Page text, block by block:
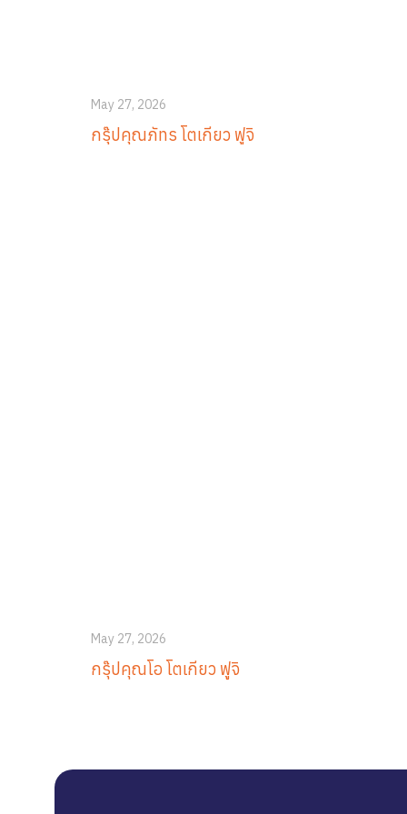
May 27, 2026
กรุ๊ปคุณภัทร โตเกียว ฟูจิ
May 27, 2026
กรุ๊ปคุณโอ โตเกียว ฟูจิ